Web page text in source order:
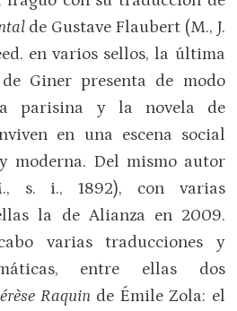
de Gustave Flaubert (M., J.
en varios sellos, la última
Giner presenta de modo
parisina y la novela de
en una escena social
moderna. Del mismo autor
s. i., 1892), con varias
la de Alianza en 2009.
varias traducciones y
entre ellas dos
Raquin de Émile Zola: el